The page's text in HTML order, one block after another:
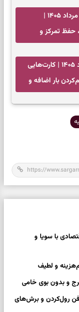
فال فرشتگان امروز یکشنبه ۱۸ مرداد ۱۴۰۵ |
حفظ تمرکز و
فال تاروت امروز شنبه ۱۷ مرداد ۱۴۰۵ | کارت‌هایی
بار اضافه و
با سویا و
و لطیف
و بدون بوی خامی
رول‌کردن و برش‌های